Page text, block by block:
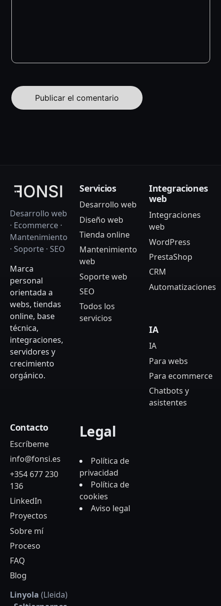
Desarrollo web
· Ecommerce ·
Mantenimiento
· Soporte · SEO
Marca
personal
orientada a
webs, tiendas
online, base
técnica,
integraciones,
servidores y
crecimiento
orgánico.
Servicios
Desarrollo web
Diseño web
Tienda online
Mantenimiento
web
Soporte web
SEO
Todos los
servicios
Integraciones
web
Integraciones
web
WordPress
PrestaShop
CRM
Automatizaciones
IA
IA
Para webs
Para ecommerce
Chatbots y
asistentes
Contacto
Escríbeme
info@fonsi.es
+354 677 230
136
LinkedIn
Proyectos
Sobre mí
Proceso
FAQ
Blog
Linyola (Lleida)
Legal
Política de
privacidad
Política de
cookies
Aviso legal